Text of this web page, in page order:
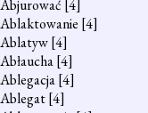
Abjurować [4]
Ablaktowanie [4]
Ablatyw[4]
Abłaucha[4]
Ablegacja[4]
Ablegat[4]